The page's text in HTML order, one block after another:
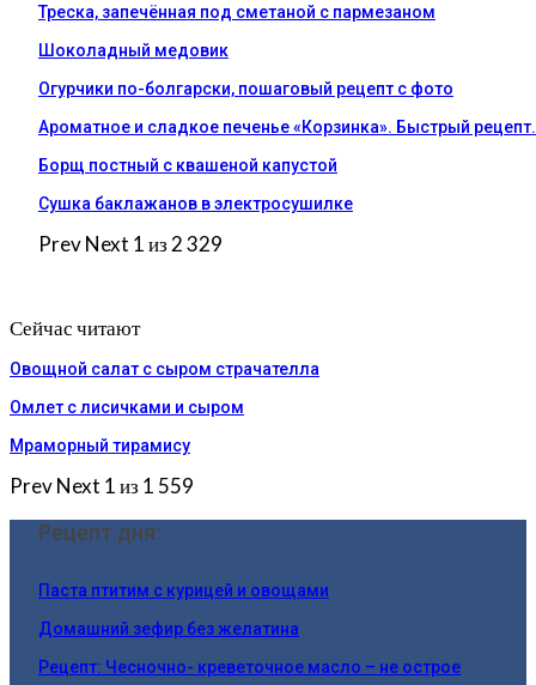
Треска, запечённая под сметаной с пармезаном
Шоколадный медовик
Огурчики по-болгарски, пошаговый рецепт с фото
Ароматное и сладкое печенье «Корзинка». Быстрый
Борщ постный с квашеной капустой
Сушка баклажанов в электросушилке
PrevNext 1 из 2 329
Сейчас читают
Овощной салат с сыром страчателла
Омлет с лисичками и сыром
Мраморный тирамису
PrevNext 1 из 1 559
Рецепт дня:
Паста птитим с курицей и овощами
Домашний зефир без желатина
Рецепт: Чесночно- креветочное масло – не острое